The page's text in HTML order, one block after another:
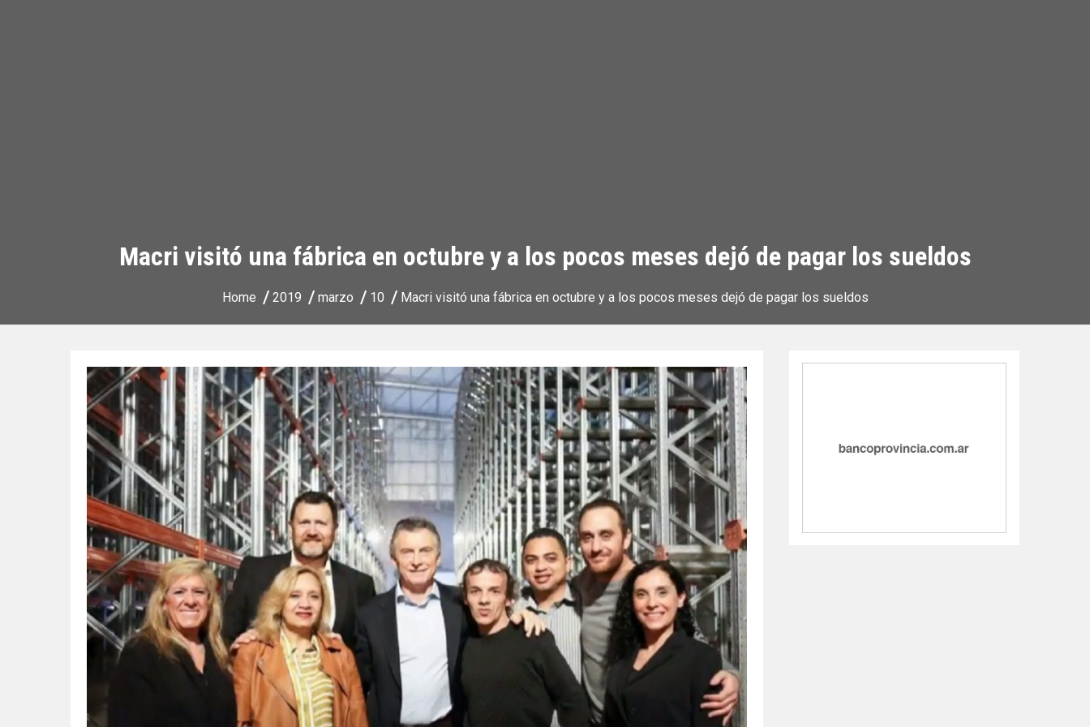
Macri visitó una fábrica en octubre y a los pocos meses dejó de pagar los sueldos
Home 2019 marzo 10 Macri visitó una fábrica en octubre y a los pocos meses dejó de pagar los sueldos